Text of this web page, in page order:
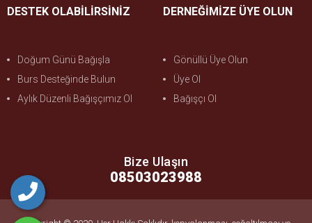
DESTEK OLABİLİRSİNİZ
Doğum Günü Bağışla
Burs Desteğinde Bulun
Aylık Düzenli Bağışçımız Ol
DERNEĞİMİZE ÜYE OLUN
Gönüllü Üye Olun
Üye Ol
Bağışçı Ol
Bize Ulaşın
08503023988